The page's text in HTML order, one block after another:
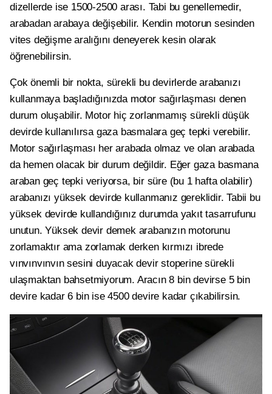
dizellerde ise 1500-2500 arası. Tabi bu genellemedir,
arabadan arabaya değişebilir. Kendin motorun sesinden
vites değişme aralığını deneyerek kesin olarak
öğrenebilirsin.
Çok önemli bir nokta, sürekli bu devirlerde arabanızı
kullanmaya başladığınızda motor sağırlaşması denen
durum oluşabilir. Motor hiç zorlanmamış sürekli düşük
devirde kullanılırsa gaza basmalara geç tepki verebilir.
Motor sağırlaşması her arabada olmaz ve olan arabada
da hemen olacak bir durum değildir. Eğer gaza basmana
araban geç tepki veriyorsa, bir süre (bu 1 hafta olabilir)
arabanızı yüksek devirde kullanmanız gereklidir. Tabii bu
yüksek devirde kullandığınız durumda yakıt tasarrufunu
unutun. Yüksek devir demek arabanızın motorunu
zorlamaktır ama zorlamak derken kırmızı ibrede
vınvınvınvın sesini duyacak devir stoperine sürekli
ulaşmaktan bahsetmiyorum. Aracın 8 bin devirse 5 bin
devire kadar 6 bin ise 4500 devire kadar çıkabilirsin.